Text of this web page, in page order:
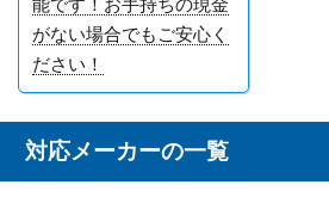
能です！お手持ちの現金
がない場合でもご安心く
ださい！
対応メーカーの一覧